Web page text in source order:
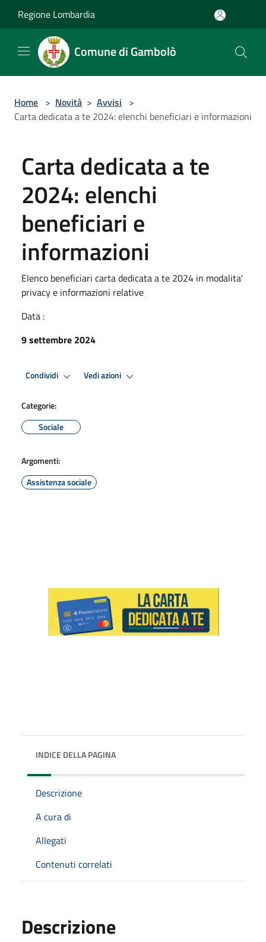
Regione Lombardia
Comune di Gambolò
Home > Novità > Avvisi >
Carta dedicata a te 2024: elenchi beneficiari e informazioni
Carta dedicata a te
2024: elenchi
beneficiari e
informazioni
Elenco beneficiari carta dedicata a te 2024 in modalita'
privacy e informazioni relative
Data :
9 settembre 2024
Condividi Vedi azioni
Categorie:
Sociale
Argomenti:
Assistenza sociale
INDICE DELLA PAGINA
Descrizione
A cura di
Allegati
Contenuti correlati
Descrizione